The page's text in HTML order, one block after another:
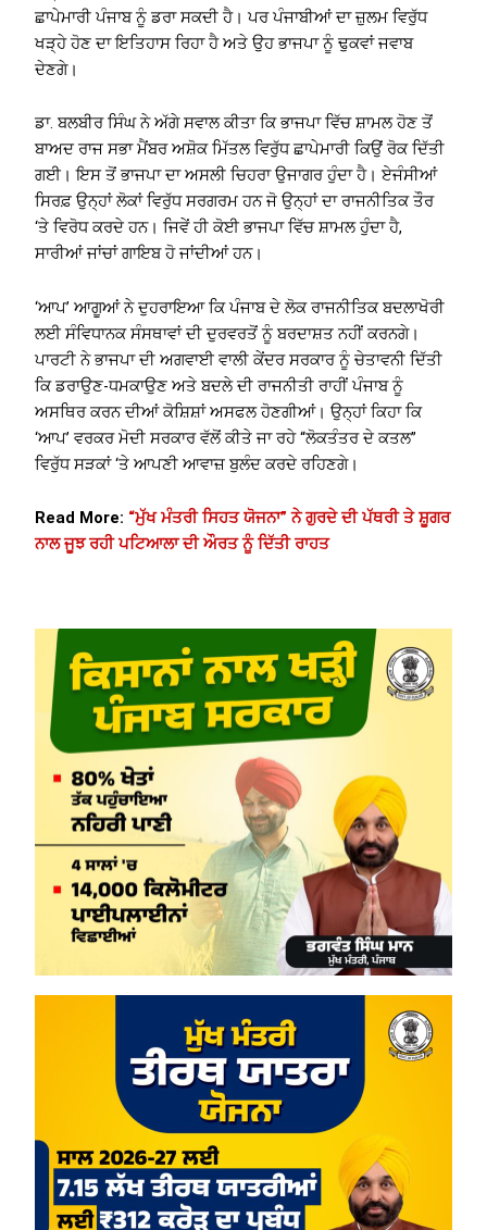
ਛਾਪੇਮਾਰੀ ਪੰਜਾਬ ਨੂੰ ਡਰਾ ਸਕਦੀ ਹੈ। ਪਰ ਪੰਜਾਬੀਆਂ ਦਾ ਜ਼ੁਲਮ ਵਿਰੁੱਧ
ਖੜ੍ਹੇ ਹੋਣ ਦਾ ਇਤਿਹਾਸ ਰਿਹਾ ਹੈ ਅਤੇ ਉਹ ਭਾਜਪਾ ਨੂੰ ਢੁਕਵਾਂ ਜਵਾਬ
ਦੇਣਗੇ।
ਡਾ. ਬਲਬੀਰ ਸਿੰਘ ਨੇ ਅੱਗੇ ਸਵਾਲ ਕੀਤਾ ਕਿ ਭਾਜਪਾ ਵਿੱਚ ਸ਼ਾਮਲ ਹੋਣ ਤੋਂ
ਬਾਅਦ ਰਾਜ ਸਭਾ ਮੈਂਬਰ ਅਸ਼ੋਕ ਮਿੱਤਲ ਵਿਰੁੱਧ ਛਾਪੇਮਾਰੀ ਕਿਉਂ ਰੋਕ ਦਿੱਤੀ
ਗਈ। ਇਸ ਤੋਂ ਭਾਜਪਾ ਦਾ ਅਸਲੀ ਚਿਹਰਾ ਉਜਾਗਰ ਹੁੰਦਾ ਹੈ। ਏਜੰਸੀਆਂ
ਸਿਰਫ਼ ਉਨ੍ਹਾਂ ਲੋਕਾਂ ਵਿਰੁੱਧ ਸਰਗਰਮ ਹਨ ਜੋ ਉਨ੍ਹਾਂ ਦਾ ਰਾਜਨੀਤਿਕ ਤੌਰ
‘ਤੇ ਵਿਰੋਧ ਕਰਦੇ ਹਨ। ਜਿਵੇਂ ਹੀ ਕੋਈ ਭਾਜਪਾ ਵਿੱਚ ਸ਼ਾਮਲ ਹੁੰਦਾ ਹੈ,
ਸਾਰੀਆਂ ਜਾਂਚਾਂ ਗਾਇਬ ਹੋ ਜਾਂਦੀਆਂ ਹਨ।
‘ਆਪ’ ਆਗੂਆਂ ਨੇ ਦੁਹਰਾਇਆ ਕਿ ਪੰਜਾਬ ਦੇ ਲੋਕ ਰਾਜਨੀਤਿਕ ਬਦਲਾਖੋਰੀ
ਲਈ ਸੰਵਿਧਾਨਕ ਸੰਸਥਾਵਾਂ ਦੀ ਦੁਰਵਰਤੋਂ ਨੂੰ ਬਰਦਾਸ਼ਤ ਨਹੀਂ ਕਰਨਗੇ।
ਪਾਰਟੀ ਨੇ ਭਾਜਪਾ ਦੀ ਅਗਵਾਈ ਵਾਲੀ ਕੇਂਦਰ ਸਰਕਾਰ ਨੂੰ ਚੇਤਾਵਨੀ ਦਿੱਤੀ
ਕਿ ਡਰਾਉਣ-ਧਮਕਾਉਣ ਅਤੇ ਬਦਲੇ ਦੀ ਰਾਜਨੀਤੀ ਰਾਹੀਂ ਪੰਜਾਬ ਨੂੰ
ਅਸਥਿਰ ਕਰਨ ਦੀਆਂ ਕੋਸ਼ਿਸ਼ਾਂ ਅਸਫਲ ਹੋਣਗੀਆਂ। ਉਨ੍ਹਾਂ ਕਿਹਾ ਕਿ
‘ਆਪ’ ਵਰਕਰ ਮੋਦੀ ਸਰਕਾਰ ਵੱਲੋਂ ਕੀਤੇ ਜਾ ਰਹੇ “ਲੋਕਤੰਤਰ ਦੇ ਕਤਲ”
ਵਿਰੁੱਧ ਸੜਕਾਂ ‘ਤੇ ਆਪਣੀ ਆਵਾਜ਼ ਬੁਲੰਦ ਕਰਦੇ ਰਹਿਣਗੇ।
Read More: “ਮੁੱਖ ਮੰਤਰੀ ਸਿਹਤ ਯੋਜਨਾ” ਨੇ ਗੁਰਦੇ ਦੀ ਪੱਥਰੀ ਤੇ ਸ਼ੂਗਰ
ਨਾਲ ਜੂਝ ਰਹੀ ਪਟਿਆਲਾ ਦੀ ਔਰਤ ਨੂੰ ਦਿੱਤੀ ਰਾਹਤ